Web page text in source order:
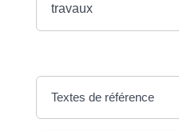
travaux
Textes de référence